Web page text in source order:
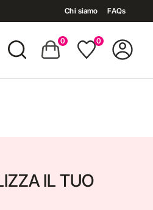
Chi siamo FAQs
0 0
IL TUO